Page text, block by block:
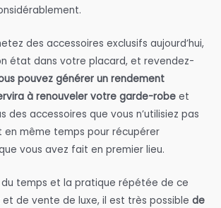
des accessoires exclusifs aujourd’hui,
état dans votre placard, et revendez-
pouvez générer un rendement
à renouveler votre garde-robe et
des accessoires que vous n’utilisiez pas
en même temps pour récupérer
vous avez fait en premier lieu.
temps et la pratique répétée de ce
de vente de luxe, il est très possible de